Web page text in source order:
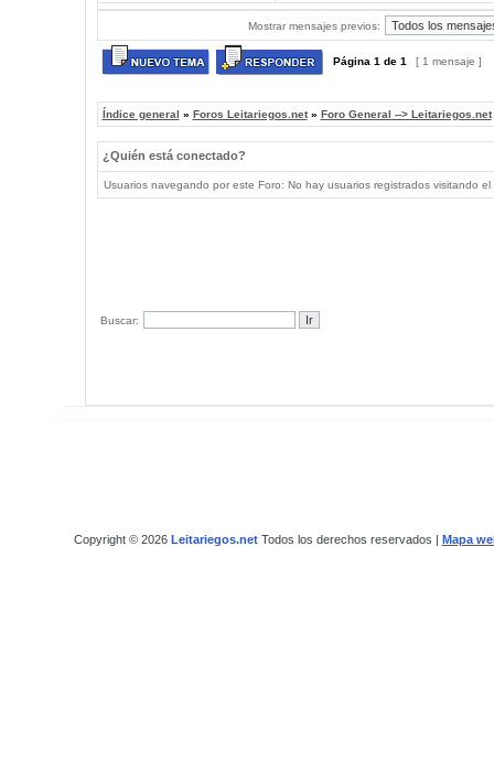
Mostrar mensajes previos:
Página 1 de 1 [ 1 mensaje ]
Índice general » Foros Leitariegos.net» Foro General --> Leitariegos.net
¿Quién está conectado?
Usuarios navegando por este Foro: No hay usuarios registrados visitando
Buscar:
Copyright © 2026 Leitariegos.netTodos los derechos reservados | Mapa